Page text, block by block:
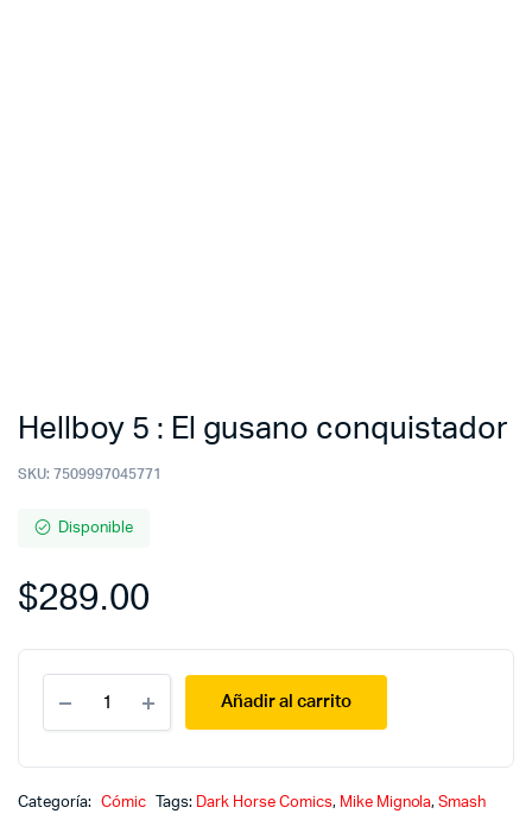
Hellboy 5 : El gusano conquistador
SKU: 7509997045771
Disponible
$289.00
:
conquistador
Añadir al carrito
Categoría: Cómic Tags: Dark Horse Comics, Mike Mignola,Smash